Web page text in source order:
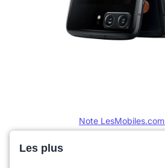
Note LesMobiles.com
Les plus